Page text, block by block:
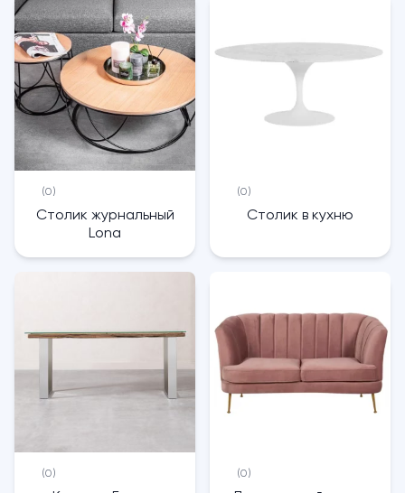
(0)
Столик журнальный
Lona
(0)
Столик в кухню
(0) (0)